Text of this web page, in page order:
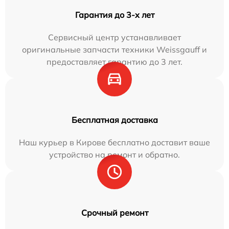
Гарантия до 3-х лет
Сервисный центр устанавливает
оригинальные запчасти техники Weissgauff и
предоставляет гарантию до 3 лет.
Бесплатная доставка
Наш курьер в Кирове бесплатно доставит ваше
устройство на ремонт и обратно.
Срочный ремонт